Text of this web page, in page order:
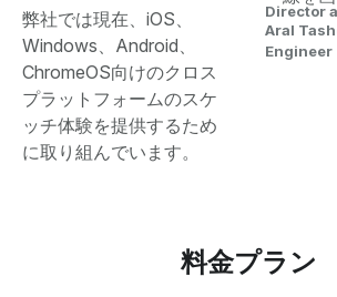
Director
Aral
Engineer
弊社では現在、iOS、
Windows、Android、
ChromeOS向けのクロス
プラットフォームのスケ
ッチ体験を提供するため
に取り組んでいます。
料金プラン